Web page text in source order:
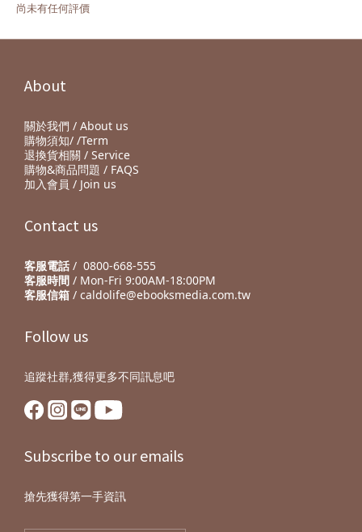
尚未有任何評價
About
關於我們 / About us
購物須知/ /Term
退換貨相關 / Service
購物&商品問題 / FAQS
加入會員 / Join us
Contact us
客服電話 / 0800-668-555
客服時間 / Mon-Fri 9:00AM-18:00PM
客服信箱 / caldolife@ebooksmedia.com.tw
Follow us
追蹤社群,獲得更多不同訊息吧
Subscribe to our emails
搶先獲得第一手資訊